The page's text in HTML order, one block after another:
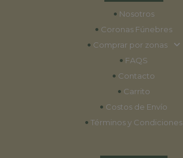
• Nosotros
• Coronas Fúnebres
• Comprar por zonas
• FAQS
• Contacto
• Carrito
• Costos de Envío
• Términos y Condiciones